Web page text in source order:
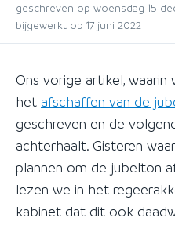
geschreven op woensdag 15
bijgewerkt op 17 juni 2022
Ons vorige artikel,
het afschaffen van de
geschreven en de
achterhaalt. Gisteren
plannen om de jubelton
lezen we in het
kabinet dat dit ook